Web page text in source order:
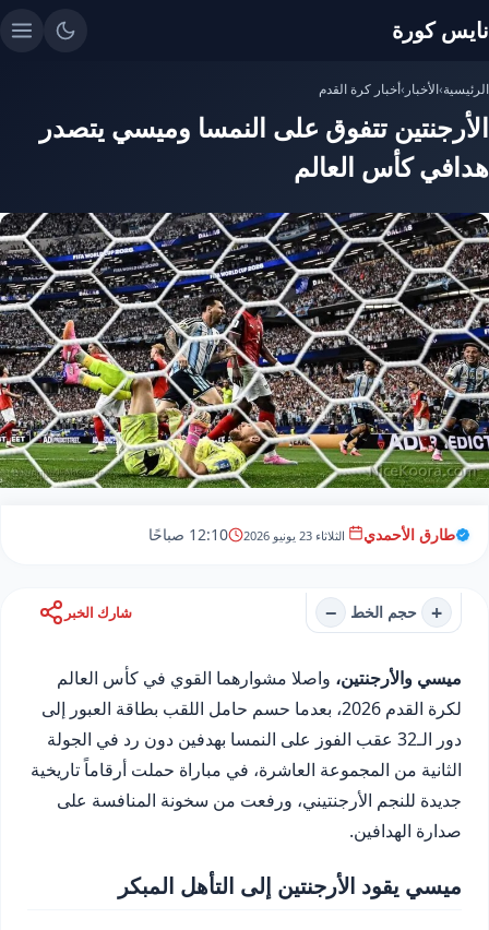
نايس كورة
الرئيسية›الأخبار ›أخبار كرة القدم
الأرجنتين تتفوق على النمسا وميسي يتصدر
هدافي كأس العالم
طارق الأحمدي الثلاثاء 23 يونيو 2026 12:10 صباحًا
+ حجم الخط − شارك الخبر
ميسي والأرجنتين، واصلا مشوارهما القوي في كأس العالم
لكرة القدم 2026، بعدما حسم حامل اللقب بطاقة العبور إلى
دور الـ32 عقب الفوز على النمسا بهدفين دون رد في الجولة
الثانية من المجموعة العاشرة، في مباراة حملت أرقاماً تاريخية
جديدة للنجم الأرجنتيني، ورفعت من سخونة المنافسة على
صدارة الهدافين.
ميسي يقود الأرجنتين إلى التأهل المبكر